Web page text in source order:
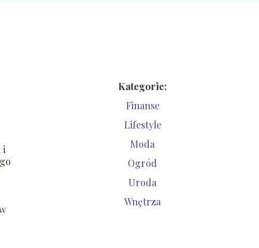
i
Kategorie:
Finanse
Lifestyle
Moda
Ogród
Uroda
Wnętrza